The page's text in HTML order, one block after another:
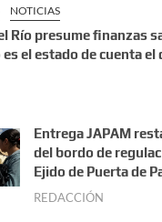
NOTICIAS
Río presume finanzas
el estado de cuenta el
o
s
t
Entrega JAPAM
del bordo de
Ejido de Puerta de
REDACCIÓN